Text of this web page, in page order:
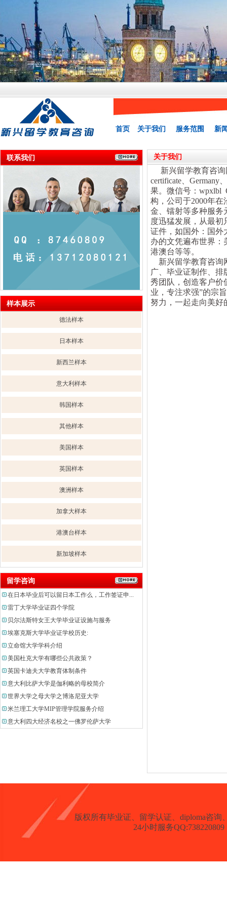
首页 关于我们 服务范围 新
联系我们
样本展示
德法样本
日本样本
新西兰样本
意大利样本
韩国样本
其他样本
美国样本
英国样本
澳洲样本
加拿大样本
港澳台样本
新加坡样本
留学咨询
在日本毕业后可以留日本工作么，工作签证申...
雷丁大学毕业证四个学院
贝尔法斯特女王大学毕业证设施与服务
埃塞克斯大学毕业证学校历史:
立命馆大学学科介绍
美国杜克大学有哪些公共政策？
英国卡迪夫大学教育体制条件
意大利比萨大学是伽利略的母校简介
世界大学之母大学之博洛尼亚大学
米兰理工大学MIP管理学院服务介绍
意大利四大经济名校之一佛罗伦萨大学
关于我们
新兴留学教育咨询
certificate、Germany
果。微信号：wpxlbl
构，公司于2000年
金、镭射等多种服务
度迅猛发展，从最
证件，如国外：国外
办的文凭遍布世界：
港澳台等等。
新兴留学教育咨询
广、毕业证制作、
秀团队，创造客户价
业，专注求强”的宗
努力，一起走向美好
版权所有毕业证、留学认证、diploma咨询
24小时服务QQ:738220809